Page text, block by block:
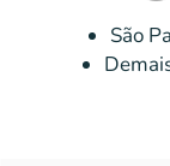
São